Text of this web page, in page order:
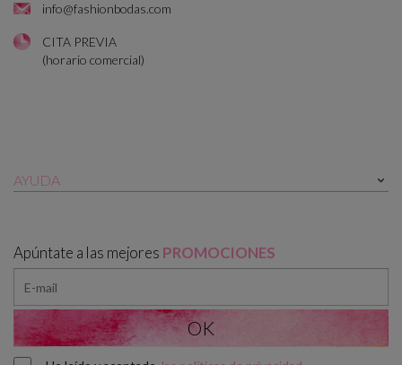
info@fashionbodas.com
CITA PREVIA
(horario comercial)
AYUDA 
Apúntate a las mejores PROMOCIONES